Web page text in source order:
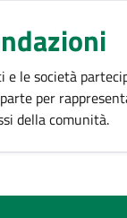
e le società
per
della comunità.